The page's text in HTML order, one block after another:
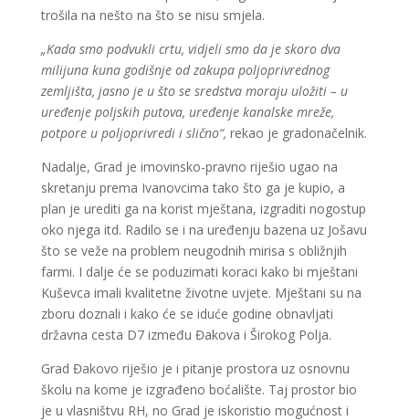
trošila na nešto na što se nisu smjela.
„Kada smo podvukli crtu, vidjeli smo da je skoro dva
milijuna kuna godišnje od zakupa poljoprivrednog
zemljišta, jasno je u što se sredstva moraju uložiti – u
uređenje poljskih putova, uređenje kanalske mreže,
potpore u poljoprivredi i slično“, rekao je gradonačelnik.
Nadalje, Grad je imovinsko-pravno riješio ugao na
skretanju prema Ivanovcima tako što ga je kupio, a
plan je urediti ga na korist mještana, izgraditi nogostup
oko njega itd. Radilo se i na uređenju bazena uz Jošavu
što se veže na problem neugodnih mirisa s obližnjih
farmi. I dalje će se poduzimati koraci kako bi mještani
Kuševca imali kvalitetne životne uvjete. Mještani su na
zboru doznali i kako će se iduće godine obnavljati
državna cesta D7 između Đakova i Širokog Polja.
Grad Đakovo riješio je i pitanje prostora uz osnovnu
školu na kome je izgrađeno boćalište. Taj prostor bio
je u vlasništvu RH, no Grad je iskoristio mogućnost i